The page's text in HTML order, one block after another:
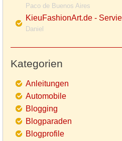
Paco de Buenos Aires
KieuFashionArt.de -
Daniel
Kategorien
Anleitungen
Automobile
Blogging
Blogparaden
Blogprofile